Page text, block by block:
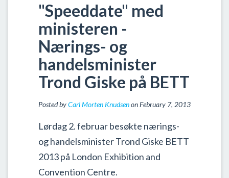
"Speeddate" med
ministeren -
Nærings- og
handelsminister
Trond Giske på BETT
Posted byCarl Morten Knudsenon February 7, 2013
Lørdag 2. februar besøkte nærings-
og handelsminister Trond Giske BETT
2013 på London Exhibition and
Convention Centre.